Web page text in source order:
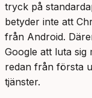
tryck på
betyder inte att
från Android.
Google att luta sig
redan från första
tjänster.